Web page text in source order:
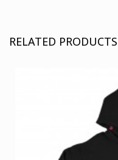
RELATED PRODUCTS